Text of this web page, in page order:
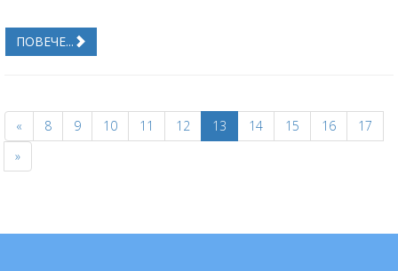
ПОВЕЧЕ...
« 8 9 10 11 12 13 14 15 16
17
»